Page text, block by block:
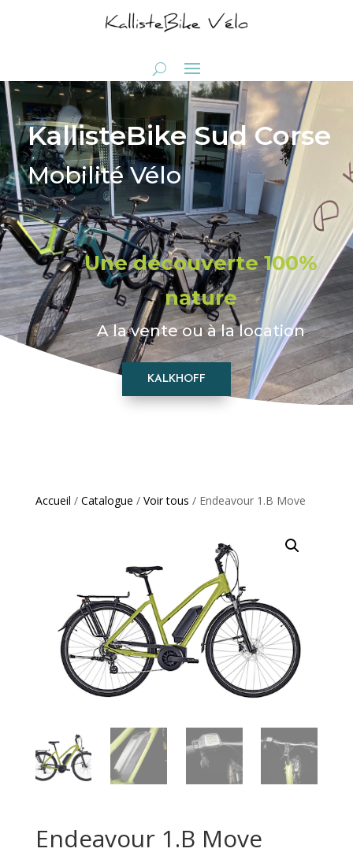
KallisteBike Sud Corse
Mobilité Vélo
Une découverte 100%
nature
A la vente ou à la location
KALKHOFF
Accueil / Catalogue / Voir tous / Endeavour 1.B Move
Endeavour 1.B Move